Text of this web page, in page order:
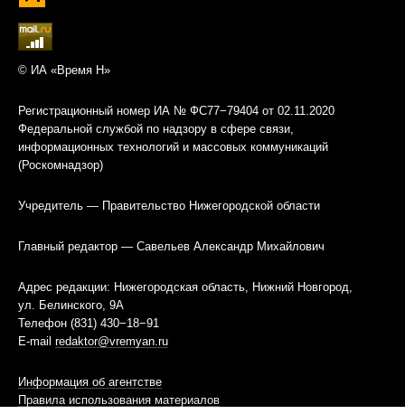
© ИА «Время Н»
Регистрационный номер ИА № ФС77−79404 от 02.11.2020
Федеральной службой по надзору в сфере связи,
информационных технологий и массовых коммуникаций
(Роскомнадзор)
Учредитель — Правительство Нижегородской области
Главный редактор — Савельев Александр Михайлович
Адрес редакции: Нижегородская область, Нижний Новгород,
ул. Белинского, 9А
Телефон (831) 430−18−91
E-mail redaktor@vremyan.ru
Информация об агентстве
Правила использования материалов